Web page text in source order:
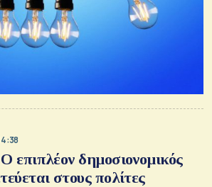
επιπλέον δημοσιονομικός
στους πολίτες